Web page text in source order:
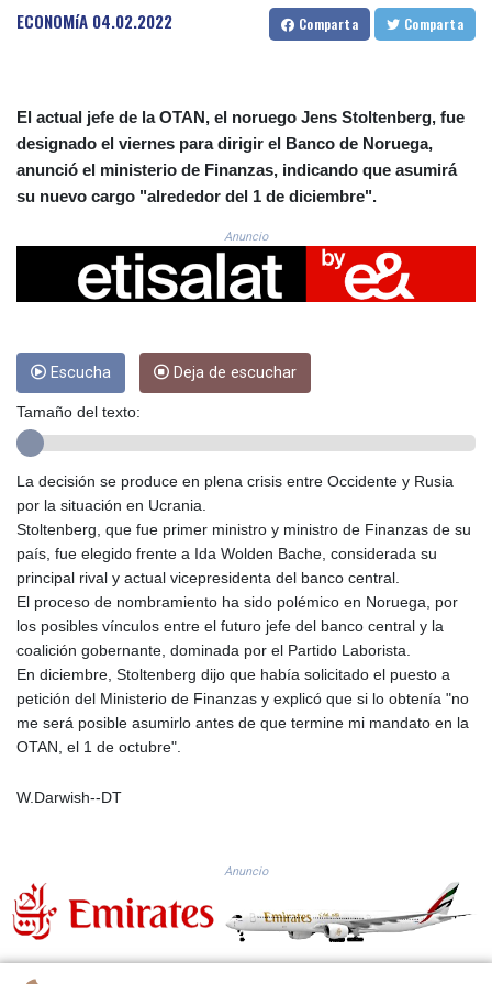
CRC 525.515435
CUC 1.156149
DJF 205.471255
DKK 7.476127
DOP 67.346134
DZD 153.688915
ERN 17.342235
ETB 186.583498
FJD 2.553413
GEL 3.023376
GGP 0.859298
GIP 0.859298
GNF 10145.207892
GYD 241.852202
HKD 9.070596
HNL 30.984681
HRK 7.533703
HTG 151.152612
HUF 363.337748
IDR 20582.920659
ILS 3.468274
IMP 0.859298
JEP 0.859298
JOD 0.819755
JPY 182.105612
ECONOMíA 04.02.2022 Comparta Comparta
El actual jefe de la OTAN, el noruego Jens Stoltenberg, fue
designado el viernes para dirigir el Banco de Noruega,
anunció el ministerio de Finanzas, indicando que asumirá
su nuevo cargo "alrededor del 1 de diciembre".
Anuncio
Escucha Deja de escuchar
Tamaño del texto:
La decisión se produce en plena crisis entre Occidente y Rusia
por la situación en Ucrania.
Stoltenberg, que fue primer ministro y ministro de Finanzas de su
país, fue elegido frente a Ida Wolden Bache, considerada su
principal rival y actual vicepresidenta del banco central.
El proceso de nombramiento ha sido polémico en Noruega, por
los posibles vínculos entre el futuro jefe del banco central y la
coalición gobernante, dominada por el Partido Laborista.
En diciembre, Stoltenberg dijo que había solicitado el puesto a
petición del Ministerio de Finanzas y explicó que si lo obtenía "no
me será posible asumirlo antes de que termine mi mandato en la
OTAN, el 1 de octubre".
W.Darwish--DT
Anuncio